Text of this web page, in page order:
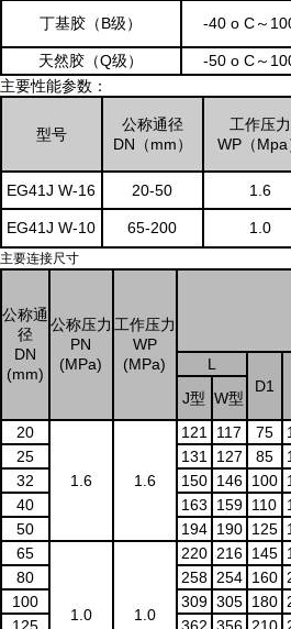
丁基胶（B级） -40 o C～
天然胶（Q级）
-50 o C～
主要性能参数：
型号
公称通径
DN（mm）
工作压力
WP（Mpa
EG41J W-16 20-50 1.6
EG41J W-10 65-200 1.0
主要连接尺寸
公称通
径
DN
(mm)
公称压力
PN
(MPa)
工作压力
WP
(MPa)
L
D1
J型 W型
20
1.6 1.6
121 117 75
25
131 127 85
32
150 146 100
40
163 159 110
50
194 190 125
65
1.0 1.0
220 216 145
80
258 254 160
100
309 305 180